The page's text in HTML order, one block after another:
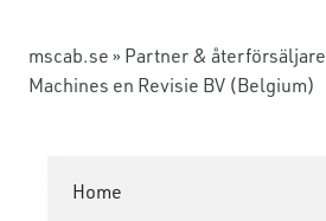
mscab.se» Partner & återförsäljare
Machines en Revisie BV (Belgium)
Home